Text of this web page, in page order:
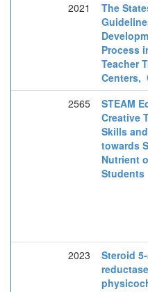
2021
The
Process
Teacher
Centers,
2565
STEAM
Creative
Skills
towards
Nutrient
Students
2023
Steroid